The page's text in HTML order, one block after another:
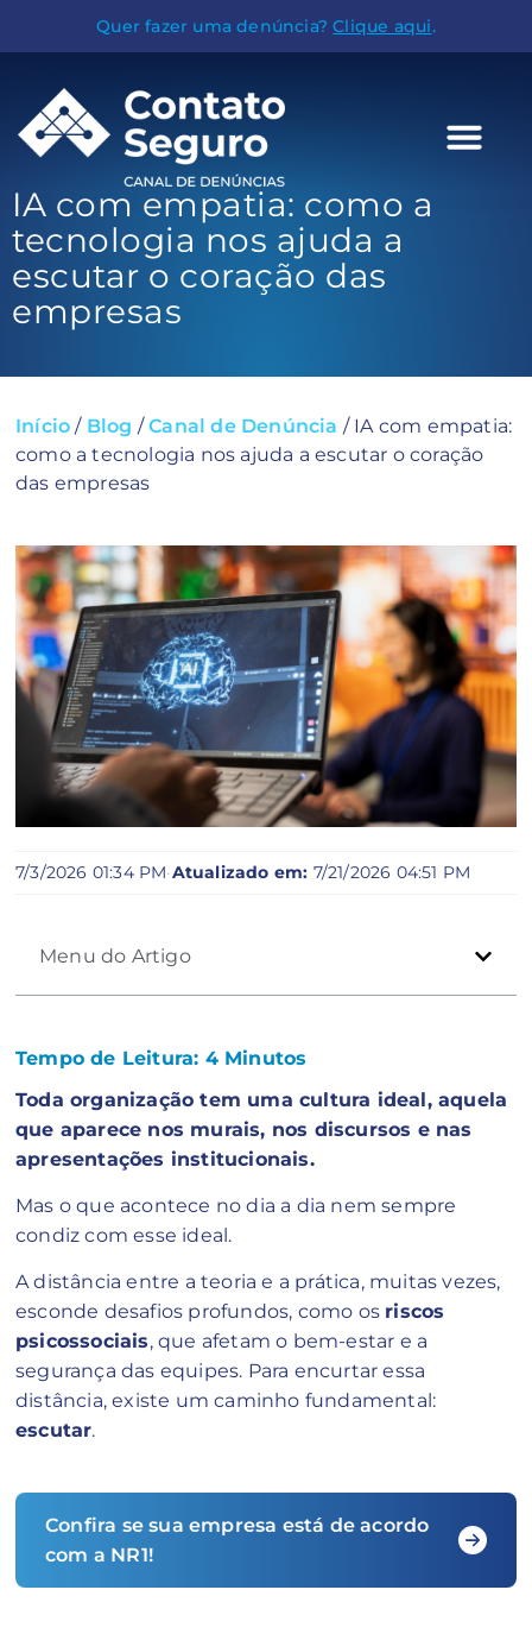
Quer fazer uma denúncia?Clique aqui.
IA com empatia: como a
tecnologia nos ajuda a
escutar o coração das
empresas
Início / Blog /Canal de Denúncia / IA com empatia:
como a tecnologia nos ajuda a escutar o coração
das empresas
7/3/2026 01:34 PM·Atualizado em: 7/21/2026 04:51 PM
Menu do Artigo
Tempo de Leitura: 4 Minutos
Toda organização tem uma cultura ideal, aquela
que aparece nos murais, nos discursos e nas
apresentações institucionais.
Mas o que acontece no dia a dia nem sempre
condiz com esse ideal.
A distância entre a teoria e a prática, muitas vezes,
esconde desafios profundos, como os riscos
psicossociais, que afetam o bem-estar e a
segurança das equipes. Para encurtar essa
distância, existe um caminho fundamental:
escutar.
Confira se sua empresa está de acordo
com a NR1!